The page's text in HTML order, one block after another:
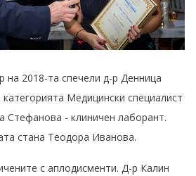
2018-та спечели д-р Денница
Медицински специалист
Стефанова - клиничен лаборант.
стана Теодора Иванова.
с аплодисменти. Д-р Калин